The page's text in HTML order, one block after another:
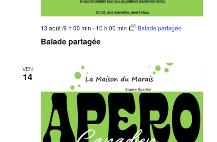
Balade partagée
13 août /9 h 00 min - 10 h 00 min Balade partagée
VEN
14